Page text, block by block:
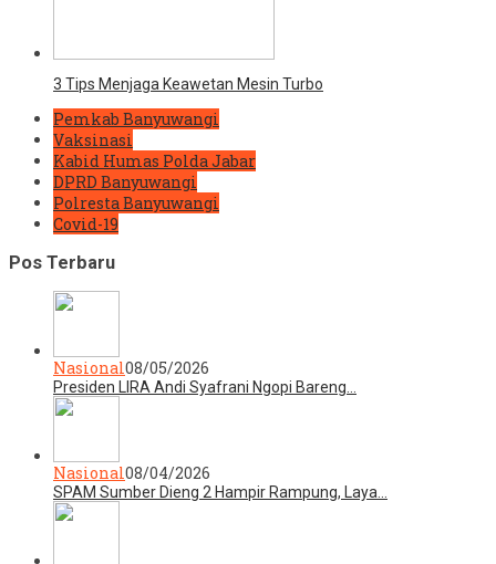
3 Tips Menjaga Keawetan Mesin Turbo
Pemkab Banyuwangi
Vaksinasi
Kabid Humas Polda Jabar
DPRD Banyuwangi
Polresta Banyuwangi
Covid-19
Pos Terbaru
Nasional08/05/2026
Presiden LIRA Andi Syafrani Ngopi Bareng…
Nasional08/04/2026
SPAM Sumber Dieng 2 Hampir Rampung, Laya…